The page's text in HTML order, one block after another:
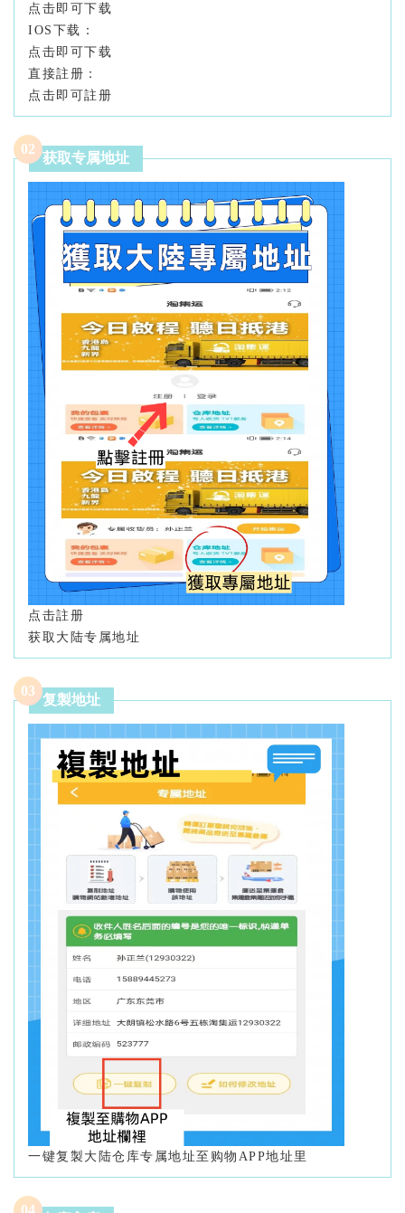
点击即可下载
IOS下载：
点击即可下载
直接註册：
点击即可註册
02
获取专属地址
点击註册
获取大陆专属地址
03
复製地址
一键复製大陆仓库专属地址至购物APP地址里